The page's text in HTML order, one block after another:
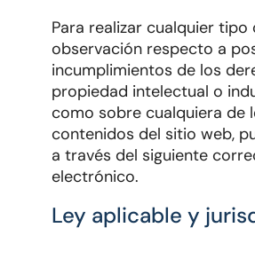
Para realizar cualquier tipo
observación respecto a
incumplimientos de los
propiedad intelectual o
como sobre cualquiera de
contenidos del sitio web,
a través del siguiente
electrónico.
Ley aplicable y